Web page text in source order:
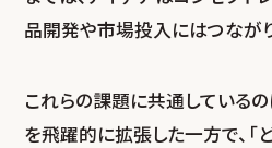
品開発や市場投入にはつながり
これらの課題に共通しているの
を飛躍的に拡張した一方で、「